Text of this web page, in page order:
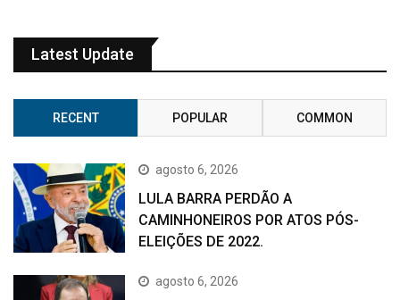
Latest Update
RECENT POPULAR COMMON
agosto 6, 2026
LULA BARRA PERDÃO A
CAMINHONEIROS POR ATOS PÓS-
ELEIÇÕES DE 2022.
agosto 6, 2026